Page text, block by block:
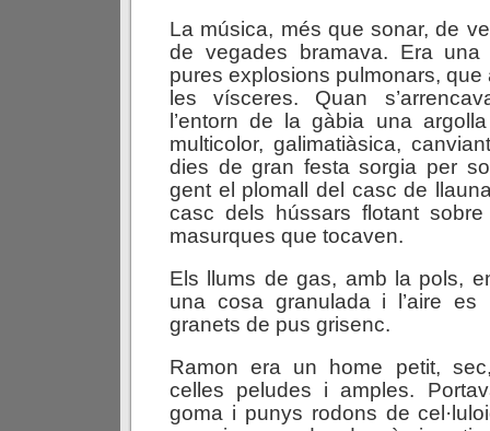
La música, més que sonar, de
de vegades bramava. Era una
pures explosions pulmonars, que
les vísceres. Quan
l’entorn de la gàbia una
multicolor, galimatiàsica,
dies de gran festa sorgia per
gent el plomall del casc de
casc dels hússars flotant
masurques que tocaven.
Els llums de gas, amb la pols,
una cosa granulada i l’aire es
granets de pus grisenc.
Ramon era un home petit,
celles peludes i amples.
goma i punys rodons de